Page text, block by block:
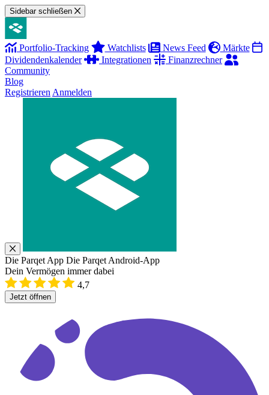
Sidebar schließen
Portfolio-Tracking Watchlists News Feed
Märkte
Dividendenkalender
Integrationen
Finanzrechner
Community
Blog
Registrieren Anmelden
Die Parqet App Die Parqet Android-App
Dein Vermögen immer dabei
4,7
Jetzt öffnen